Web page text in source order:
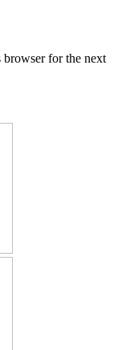
browser for the next